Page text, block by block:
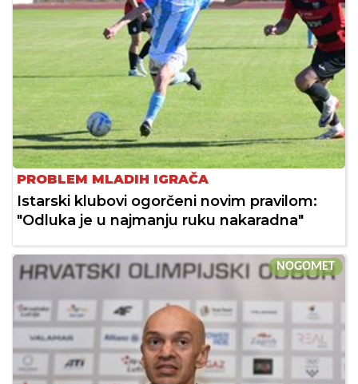
PROBLEM MLADIH IGRAČA
Istarski klubovi ogorčeni novim pravilom:
"Odluka je u najmanju ruku nakaradna"
NOGOMET